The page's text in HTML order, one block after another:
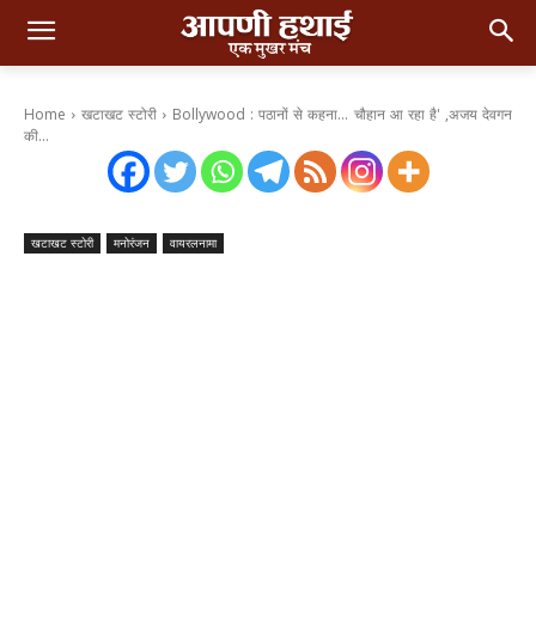
Home खटाखट स्टोरी
Bollywood : पठानों से कहना... चौहान आ रहा है' ,अजय देवगन
की...
खटाखट स्टोरी मनोरंजन वायरलनामा